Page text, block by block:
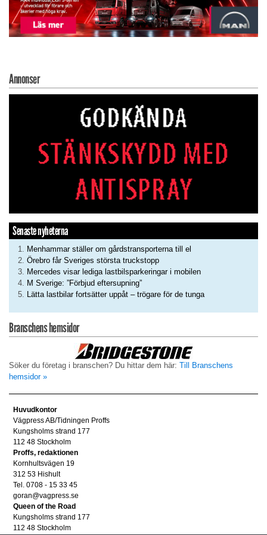
Annonser
Senaste nyheterna
Menhammar ställer om gårdstransporterna till el
Örebro får Sveriges största truckstopp
Mercedes visar lediga lastbilsparkeringar i mobilen
M Sverige: ”Förbjud eftersupning”
Lätta lastbilar fortsätter uppåt – trögare för de tunga
Branschens hemsidor
Söker du företag i branschen? Du hittar dem här: Till Branschens
hemsidor »
Huvudkontor
Vägpress AB/Tidningen Proffs
Kungsholms strand 177
112 48 Stockholm
Proffs, redaktionen
Kornhultsvägen 19
312 53 Hishult
Tel. 0708 - 15 33 45
goran@vagpress.se
Queen of the Road
Kungsholms strand 177
112 48 Stockholm